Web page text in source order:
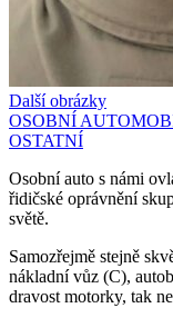
Další obrázky
OSOBNÍ
OSTATNÍ
Osobní auto s námi
řidičské oprávnění
světě.
Samozřejmě stejně
nákladní vůz (C),
dravost motorky, tak